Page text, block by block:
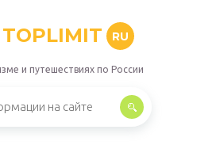
TOPLIMIT RU
и путешествиях по России